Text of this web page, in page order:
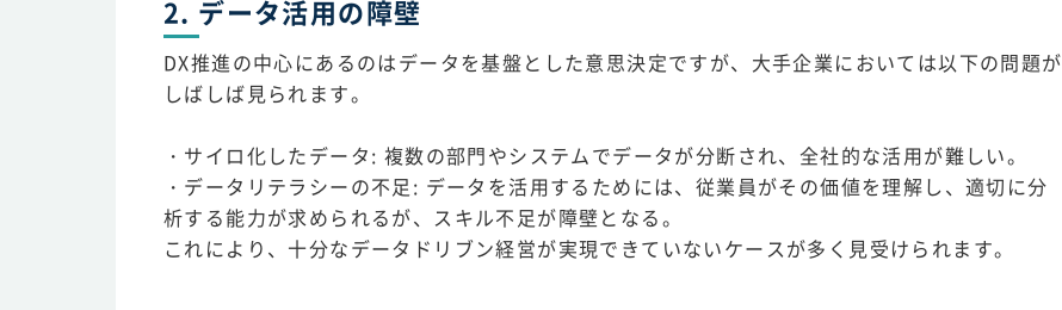
2. データ活用の障壁
DX推進の中心にあるのはデータを基盤とした意思決定ですが、大手企業においては以下の問題が
しばしば見られます。
・サイロ化したデータ: 複数の部門やシステムでデータが分断され、全社的な活用が難しい。
・データリテラシーの不足: データを活用するためには、従業員がその価値を理解し、適切に分
析する能力が求められるが、スキル不足が障壁となる。
これにより、十分なデータドリブン経営が実現できていないケースが多く見受けられます。